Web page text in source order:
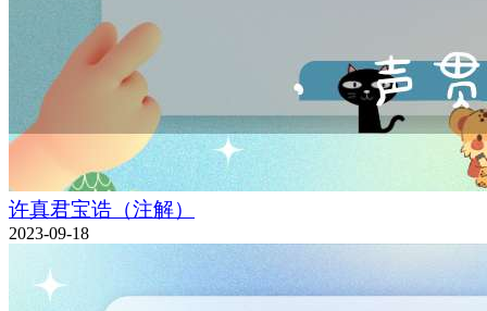
许真君宝诰（注解）
2023-09-18